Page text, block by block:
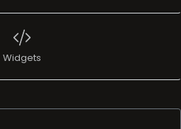
Widgets